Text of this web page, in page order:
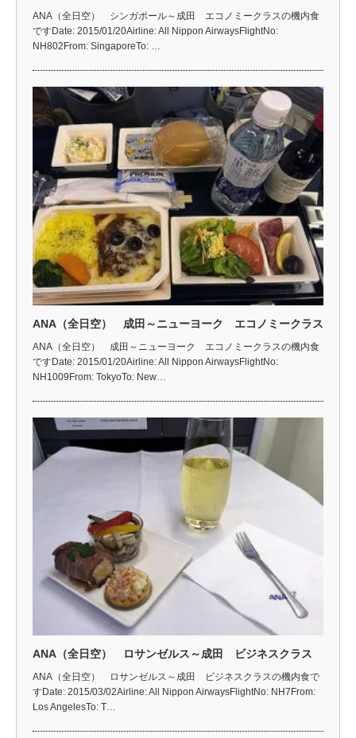
ANA（全日空） シンガポール～成田 エコノミークラスの機内食
ですDate: 2015/01/20Airline: All Nippon AirwaysFlightNo:
NH802From: SingaporeTo: …
ANA（全日空） 成田～ニューヨーク エコノミークラス
ANA（全日空） 成田～ニューヨーク エコノミークラスの機内食
ですDate: 2015/01/20Airline: All Nippon AirwaysFlightNo:
NH1009From: TokyoTo: New…
ANA（全日空） ロサンゼルス～成田 ビジネスクラス
ANA（全日空） ロサンゼルス～成田 ビジネスクラスの機内食で
すDate: 2015/03/02Airline: All Nippon AirwaysFlightNo: NH7From:
Los AngelesTo: T…